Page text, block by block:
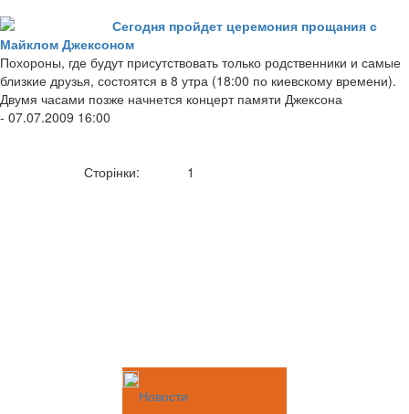
Сегодня пройдет церемония прощания с
Майклом Джексоном
Похороны, где будут присутствовать только родственники и самые
близкие друзья, состоятся в 8 утра (18:00 по киевскому времени).
Двумя часами позже начнется концерт памяти Джексона
- 07.07.2009 16:00
Сторінки: 1
Новости